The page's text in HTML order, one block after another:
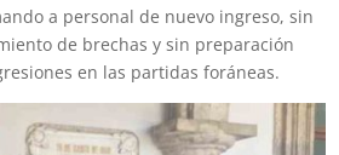
a personal de nuevo ingreso, sin
de brechas y sin preparación
en las partidas foráneas.